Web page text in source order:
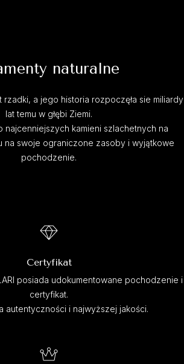
naturalne
rzadki, a jego historia rozpoczęła sie miliardy
lat temu w głębi Ziemi.
najcenniejszych kamieni szlachetnych na
na swoje ograniczone zasoby i wyjątkowe
pochodzenie.
Certyfikat
posiada udokumentowane pochodzenie i
certyfikat.
autentyczności i najwyższej jakości.